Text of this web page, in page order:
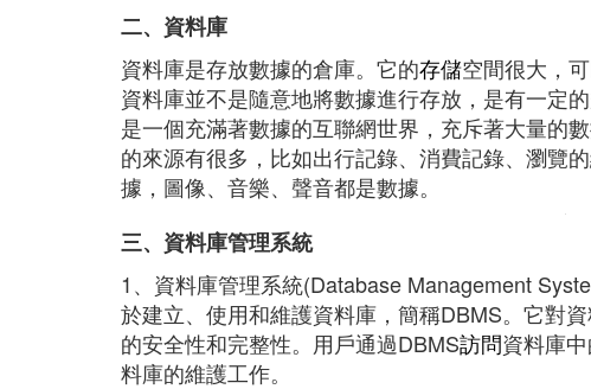
二、資料庫
資料庫是存放數據的倉庫。它的存儲空間很大，
資料庫並不是隨意地將數據進行存放，是有一定
是一個充滿著數據的互聯網世界，充斥著大量的
的來源有很多，比如出行記錄、消費記錄、瀏覽
據，圖像、音樂、聲音都是數據。
三、資料庫管理系統
1、資料庫管理系統(Database Management
於建立、使用和維護資料庫，簡稱DBMS。它對
的安全性和完整性。用戶通過DBMS訪問資料庫
料庫的維護工作。